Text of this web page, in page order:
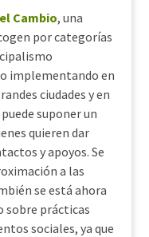
Cambio, una
por categorías
implementando en
ciudades y en
suponer un
quieren dar
y apoyos. Se
a las
se está ahora
sobre prácticas
sociales, ya que